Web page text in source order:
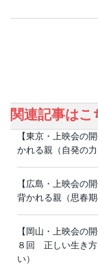
関連記事はこ
【東京・上映会の
かれる親（自発の
【広島・上映会の
背かれる親（思春
【岡山・上映会の
８回 正しい生き方
い）